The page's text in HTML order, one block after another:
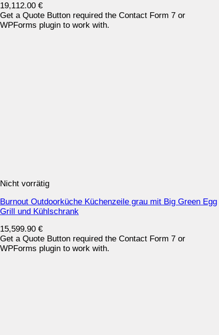
19,112.00 €
Get a Quote Button required the Contact Form 7 or
WPForms plugin to work with.
Nicht vorrätig
Burnout Outdoorküche Küchenzeile grau mit Big Green Egg
Grill und Kühlschrank
15,599.90 €
Get a Quote Button required the Contact Form 7 or
WPForms plugin to work with.